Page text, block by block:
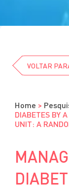
VOLTAR
Home >
DIABETES BY
UNIT: A